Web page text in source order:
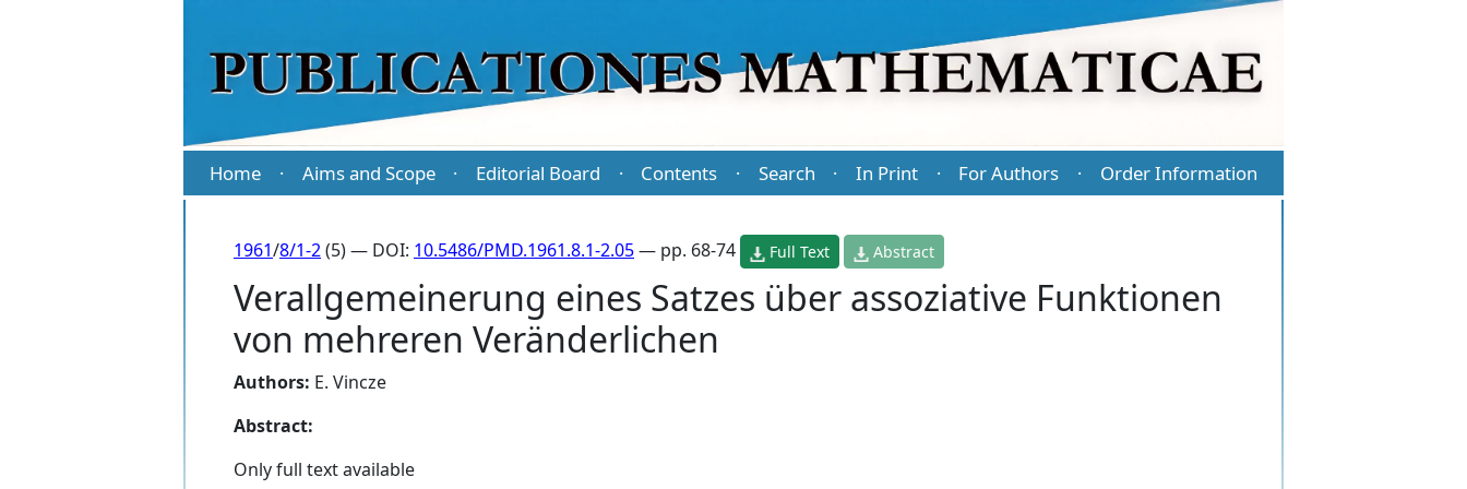
Home · Aims and Scope · Editorial Board · Contents · Search · In Print · For Authors · Order Information
1961/8/1-2(5) — DOI: 10.5486/PMD.1961.8.1-2.05— pp. 68-74 Full Text Abstract
Verallgemeinerung eines Satzes über assoziative Funktionen
von mehreren Veränderlichen
Authors: E. Vincze
Abstract:
Only full text available